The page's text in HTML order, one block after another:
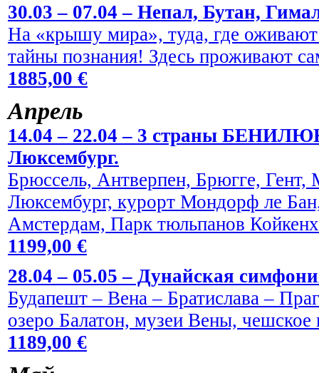
30.03 – 07.04 – Непал, Бутан,
На «крышу мира», туда, где
тайны познания! Здесь проживают
1885,00 €
Aпрель
14.04 – 22.04 – 3 страны
Люксембург.
Брюссель, Антверпен, Брюгге,
Люксембург, курорт Мондорф ле
Амстердам, Парк тюльпанов
1199,00 €
28.04 – 05.05 – Дунайская
Будапешт – Вена – Братислава –
озеро Балатон, музеи Вены, чешское
1189,00 €